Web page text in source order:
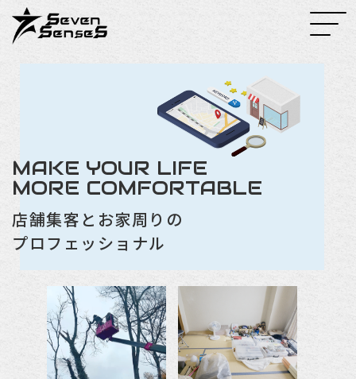
MAKE YOUR LIFE
MORE COMFORTABLE
店舗集客とお家周りの
プロフェッショナル